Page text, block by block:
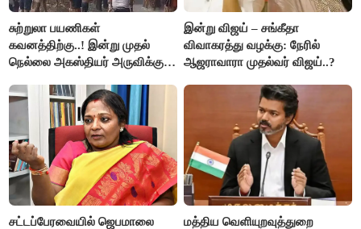
சுற்றுலா பயணிகள்
கவனத்திற்கு..! இன்று முதல்
நெல்லை அகஸ்தியர் அருவிக்கு
இன்று விஜய் – சங்கீதா
விவாகரத்து வழக்கு: நேரில்
ஆஜராவாரா முதல்வர் விஜய்..?
சட்டப்பேரவையில் ஜெபமாலை
மத்திய வெளியுறவுத்துறை